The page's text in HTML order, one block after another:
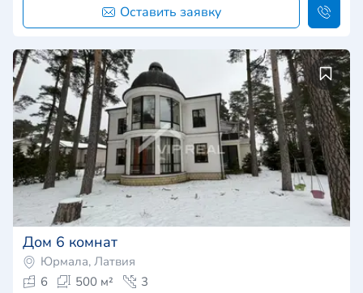
Оставить заявку
Дом 6 комнат
Юрмала, Латвия
6
500 м²
3